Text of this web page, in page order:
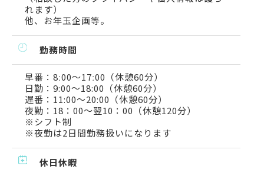
れます）
他、お年玉企画等。
勤務時間
早番：8ː00～17ː00（休憩60分）
日勤：9:00～18:00（休憩60分）
遅番：11:00～20:00（休憩60分）
夜勤：18：00～翌10：00（休憩120分）
※シフト制
※夜勤は2日間勤務扱いになります
休日休暇